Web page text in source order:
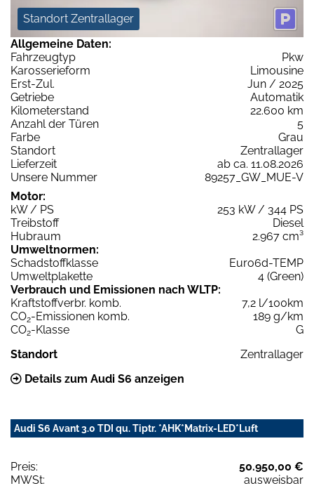
Standort Zentrallager
Allgemeine Daten:
Fahrzeugtyp
Pkw
Karosserieform
Limousine
Erst-Zul.
Jun / 2025
Getriebe
Automatik
Kilometerstand
22.600 km
Anzahl der Türen
5
Farbe
Grau
Standort
Zentrallager
Lieferzeit
ab ca. 11.08.2026
Unsere Nummer
89257_GW_MUE-V
Motor:
kW / PS
253 kW / 344 PS
Treibstoff
Diesel
Hubraum
2.967 cm³
Umweltnormen:
Schadstoffklasse
Euro6d-TEMP
Umweltplakette
4 (Green)
Verbrauch und Emissionen nach WLTP:
Kraftstoffverbr. komb.
7,2 l/100km
CO2-Emissionen komb.
189 g/km
CO2-Klasse
G
Standort
Zentrallager
Details zum Audi S6 anzeigen
Audi S6 Avant 3.0 TDI qu. Tiptr. *AHK*Matrix-LED*Luft
Preis:
50.950,00 €
MWSt:
ausweisbar